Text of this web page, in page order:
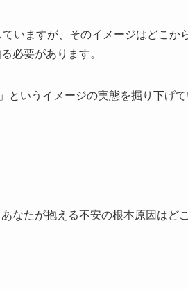
いますが、そのイメージはどこか
必要があります。
いうイメージの実態を掘り下げて
なたが抱える不安の根本原因はど